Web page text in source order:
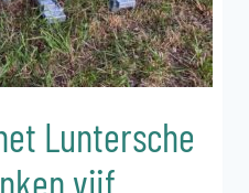
Luntersche
vijf